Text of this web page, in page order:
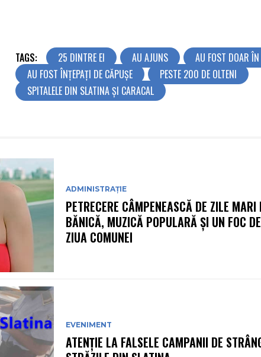
TAGS: 25 DINTRE EI AU AJUNS
AU FOST DOAR
AU FOST ÎNȚEPAȚI DE CĂPUȘE
PESTE 200 DE OLTENI
SPITALELE DIN SLATINA ȘI CARACAL
ADMINISTRAȚIE
PETRECERE CÂMPENEASCĂ DE ZILE
BĂNICĂ, MUZICĂ POPULARĂ ȘI UN FOC
ZIUA COMUNEI
EVENIMENT
ATENȚIE LA FALSELE CAMPANII DE